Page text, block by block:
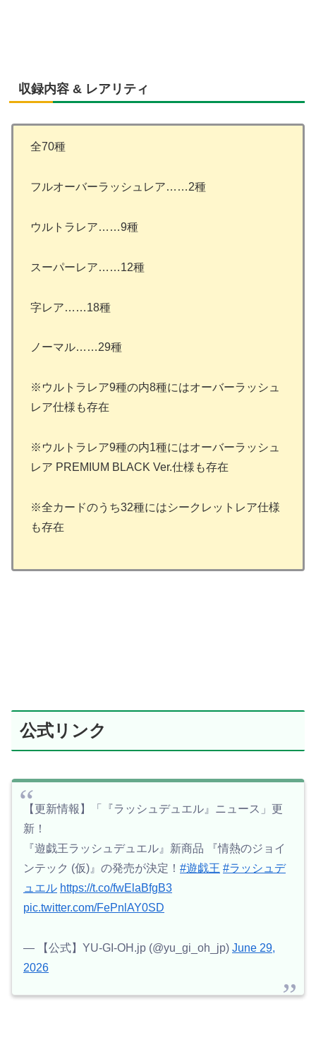
収録内容 & レアリティ
全70種
フルオーバーラッシュレア……2種
ウルトラレア……9種
スーパーレア……12種
字レア……18種
ノーマル……29種
※ウルトラレア9種の内8種にはオーバーラッシュ
レア仕様も存在
※ウルトラレア9種の内1種にはオーバーラッシュ
レア PREMIUM BLACK Ver.仕様も存在
※全カードのうち32種にはシークレットレア仕様
も存在
公式リンク
【更新情報】「『ラッシュデュエル』ニュース」更
新！
『遊戯王ラッシュデュエル』新商品 『情熱のジョイ
ンテック (仮)』の発売が決定！ #遊戯王 #ラッシュデ
ュエル https://t.co/fwElaBfgB3
pic.twitter.com/FePnlAY0SD
— 【公式】YU-GI-OH.jp (@yu_gi_oh_jp) June 29,
2026